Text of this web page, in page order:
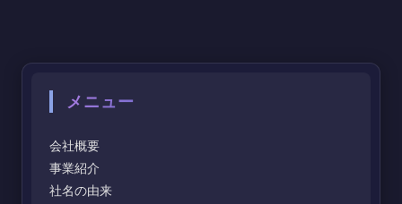
メニュー
会社概要
事業紹介
社名の由来